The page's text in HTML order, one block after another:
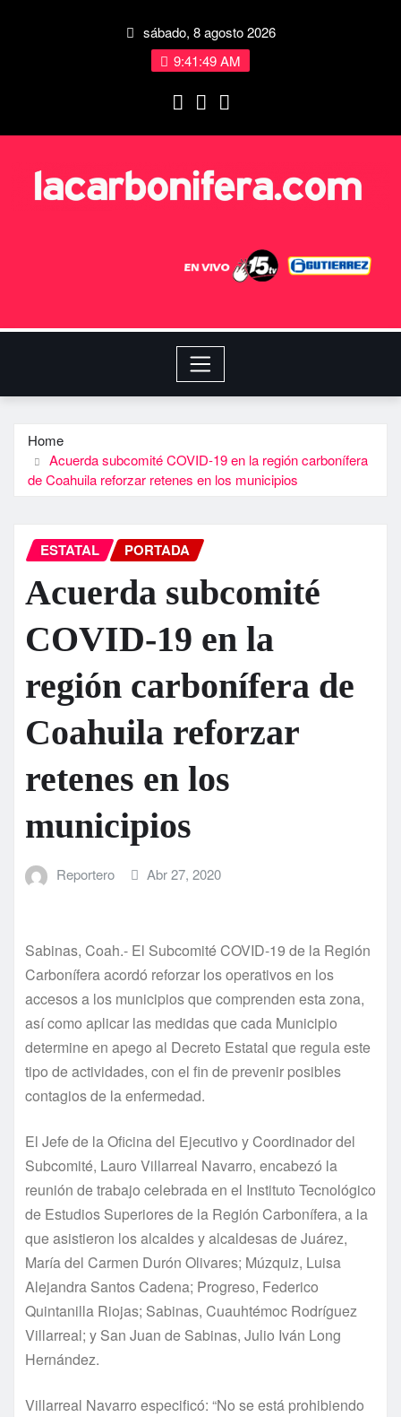
sábado, 8 agosto 2026
9:41:50 AM
Home
Acuerda subcomité COVID-19 en la región carbonífera
de Coahuila reforzar retenes en los municipios
ESTATAL PORTADA
Acuerda subcomité
COVID-19 en la
región carbonífera de
Coahuila reforzar
retenes en los
municipios
Reportero Abr 27, 2020
Sabinas, Coah.- El Subcomité COVID-19 de la Región
Carbonífera acordó reforzar los operativos en los
accesos a los municipios que comprenden esta zona,
así como aplicar las medidas que cada Municipio
determine en apego al Decreto Estatal que regula este
tipo de actividades, con el fin de prevenir posibles
contagios de la enfermedad.
El Jefe de la Oficina del Ejecutivo y Coordinador del
Subcomité, Lauro Villarreal Navarro, encabezó la
reunión de trabajo celebrada en el Instituto Tecnológico
de Estudios Superiores de la Región Carbonífera, a la
que asistieron los alcaldes y alcaldesas de Juárez,
María del Carmen Durón Olivares; Múzquiz, Luisa
Alejandra Santos Cadena; Progreso, Federico
Quintanilla Riojas; Sabinas, Cuauhtémoc Rodríguez
Villarreal; y San Juan de Sabinas, Julio Iván Long
Hernández.
Villarreal Navarro especificó: “No se está prohibiendo